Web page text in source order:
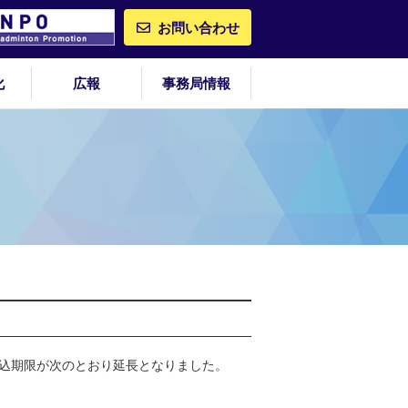
お問い合わせ
広報 事務局情報
限が次のとおり延長となりました。